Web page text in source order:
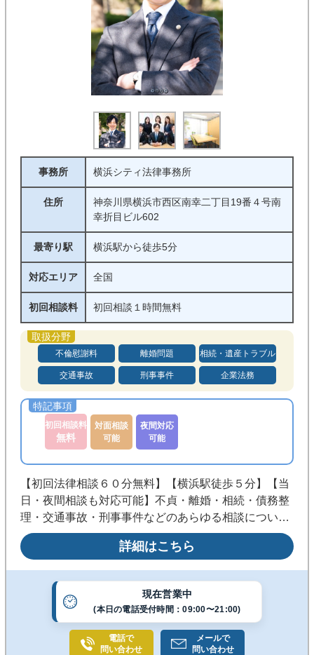
事務所 横浜シティ法律事務所
住所
神奈川県横浜市西区南幸二丁目19番４号南
幸折目ビル602
最寄り駅 横浜駅から徒歩5分
対応エリア 全国
初回相談料 初回相談１時間無料
不倫慰謝料 離婚問題 相続・遺産トラブル
交通事故 刑事事件 企業法務
初回相談料
無料
対面相談
可能
夜間対応
可能
【初回法律相談６０分無料】【横浜駅徒歩５分】【当
日・夜間相談も対応可能】不貞・離婚・相続・債務整
理・交通事故・刑事事件などのあらゆる相談につい
て、一人ひとりにとっての最善の解決を目指す「オー
ダーメイドの弁護士活動」を信条に掲げて全力を尽く
します。
詳細はこちら
現在営業中
(本日の電話受付時間：09:00〜21:00)
電話で
問い合わせ
メールで
問い合わせ